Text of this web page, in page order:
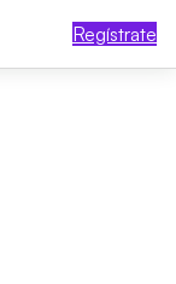
Regístrate